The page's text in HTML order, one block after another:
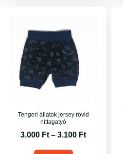
Tengeri állatok jersey rövid
nittagatyó
3.000 Ft – 3.100 Ft